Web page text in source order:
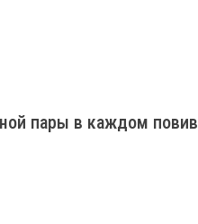
пары в каждом